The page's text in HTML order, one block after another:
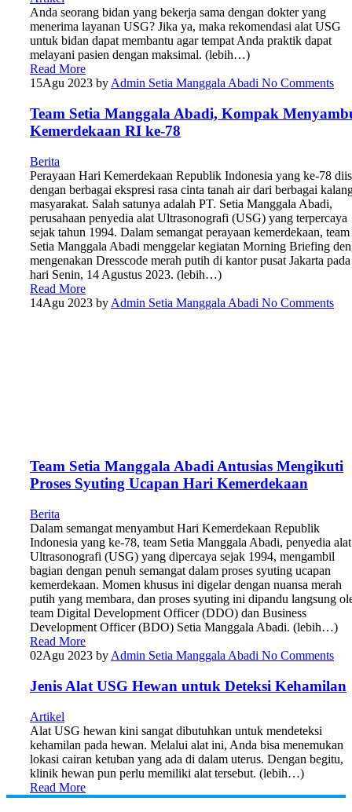
Anda seorang bidan yang bekerja sama dengan dokter yang
menerima layanan USG? Jika ya, maka rekomendasi alat USG
untuk bidan dapat membantu agar tempat Anda praktik dapat
melayani pasien dengan maksimal. (lebih…)
Read More
15Agu 2023 by Admin Setia Manggala Abadi No Comments
Team Setia Manggala Abadi, Kompak
Kemerdekaan RI ke-78
Berita
Perayaan Hari Kemerdekaan Republik Indonesia yang ke-78
dengan berbagai ekspresi rasa cinta tanah air dari berbagai
masyarakat. Salah satunya adalah PT. Setia Manggala Abadi,
perusahaan penyedia alat Ultrasonografi (USG) yang terpercaya
sejak tahun 1994. Dalam semangat perayaan kemerdekaan, team
Setia Manggala Abadi menggelar kegiatan Morning Briefing
mengenakan Dresscode merah putih di kantor pusat Jakarta pada
hari Senin, 14 Agustus 2023. (lebih…)
Read More
14Agu 2023 by Admin Setia Manggala Abadi No Comments
Team Setia Manggala Abadi Antusias Mengikuti
Proses Syuting Ucapan Hari Kemerdekaan
Berita
Dalam semangat menyambut Hari Kemerdekaan Republik
Indonesia yang ke-78, team Setia Manggala Abadi, penyedia alat
Ultrasonografi (USG) yang dipercaya sejak 1994, mengambil
bagian dengan penuh semangat dalam proses syuting ucapan
kemerdekaan. Momen khusus ini digelar dengan nuansa merah
putih yang membara, dan proses syuting ini dipandu langsung
team Digital Development Officer (DDO) dan Business
Development Officer (BDO) Setia Manggala Abadi. (lebih…)
Read More
02Agu 2023 by Admin Setia Manggala Abadi No Comments
Jenis Alat USG Hewan untuk Deteksi Kehamilan
Artikel
Alat USG hewan kini sangat dibutuhkan untuk mendeteksi
kehamilan pada hewan. Melalui alat ini, Anda bisa menemukan
lokasi cairan ketuban yang ada di dalam uterus. Dengan begitu,
klinik hewan pun perlu memiliki alat tersebut. (lebih…)
Read More